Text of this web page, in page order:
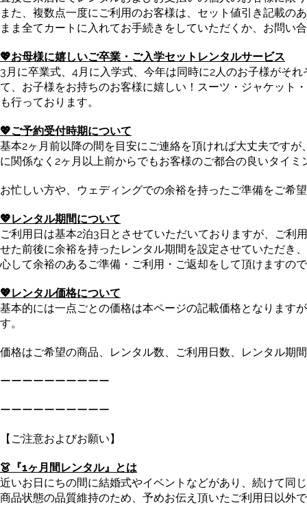
また、複数点一度にご利用のお客様は、セット値引き記載の
まま全てカートに入れてお手続きをしていただくか、お問い
💖お母様に嬉しいご卒業・ご入学セットレンタルサービス
3月に卒業式、4月に入学式、今年は同時に2人のお子様がそ
て、お子様をお持ちのお客様に嬉しい！スーツ・ジャケット
も行っております。
💖ご予約受付時期について
基本2ヶ月前以降の間を目安にご連絡を頂ければ大丈夫です
に関係なく2ヶ月以上前からでもお客様のご都合の良いタイ
お忙しい方や、ウェディングでの余裕を持ったご準備をご希
💖レンタル期間について
ご利用日は基本2泊3日とさせていただいておりますが、ご
せた前後に余裕を持ったレンタル期間を設定させていただき
心して余裕のあるご準備・ご利用・ご返却をして頂けますの
💖レンタル価格について
基本的には一点ごとの価格は本ページの記載価格となります
す。
価格はご希望の商品、レンタル数、ご利用日数、レンタル期
ーーーーーーーーーー
ーーーーーーーーーー
【ご注意およびお願い】
👗『1ヶ月間レンタル』とは
近いお日にちの間に結婚式やイベントなどがあり、続けて同
商品状態の品質維持のため、予めお伝え頂いたご利用日以外